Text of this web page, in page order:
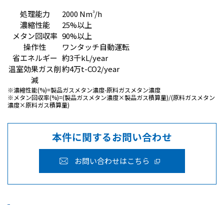
処理能力 2000 Nm3/h
濃縮性能
25%以上
メタン回収率 90%以上
操作性
ワンタッチ自動運転
省エネルギー 約3千kL/year
温室効果ガス削
減
約4万t-CO2/year
※濃縮性能(%)=製品ガスメタン濃度-原料ガスメタン濃度
※メタン回収率(%)=(製品ガスメタン濃度×製品ガス積算量)/(原料ガスメタン
濃度×原料ガス積算量)
本件に関するお問い合わせ
お問い合わせはこちら